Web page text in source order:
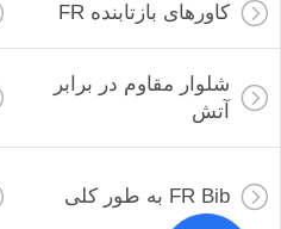
کاورهای بازتابنده FR
شلوار مقاوم در برابر
آتش
FR Bib به طور کلی